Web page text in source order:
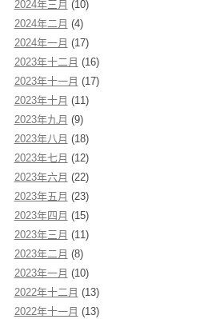
2024年三月 (10)
2024年二月 (4)
2024年一月 (17)
2023年十二月 (16)
2023年十一月 (17)
2023年十月 (11)
2023年九月 (9)
2023年八月 (18)
2023年七月 (12)
2023年六月 (22)
2023年五月 (23)
2023年四月 (15)
2023年三月 (11)
2023年二月 (8)
2023年一月 (10)
2022年十二月 (13)
2022年十一月 (13)